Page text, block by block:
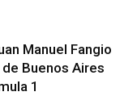
Manuel Fangio
Buenos Aires
1